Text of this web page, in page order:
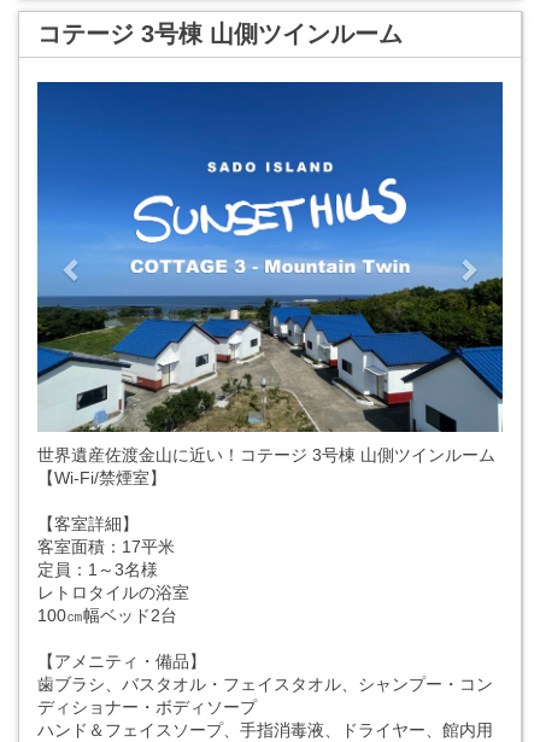
コテージ 3号棟 山側ツインルーム
世界遺産佐渡金山に近い！コテージ 3号棟 山側ツインルーム
【Wi-Fi/禁煙室】
【客室詳細】
客室面積：17平米
定員：1～3名様
レトロタイルの浴室
100㎝幅ベッド2台
【アメニティ・備品】
歯ブラシ、バスタオル・フェイスタオル、シャンプー・コン
ディショナー・ボディソープ
ハンド＆フェイスソープ、手指消毒液、ドライヤー、館内用